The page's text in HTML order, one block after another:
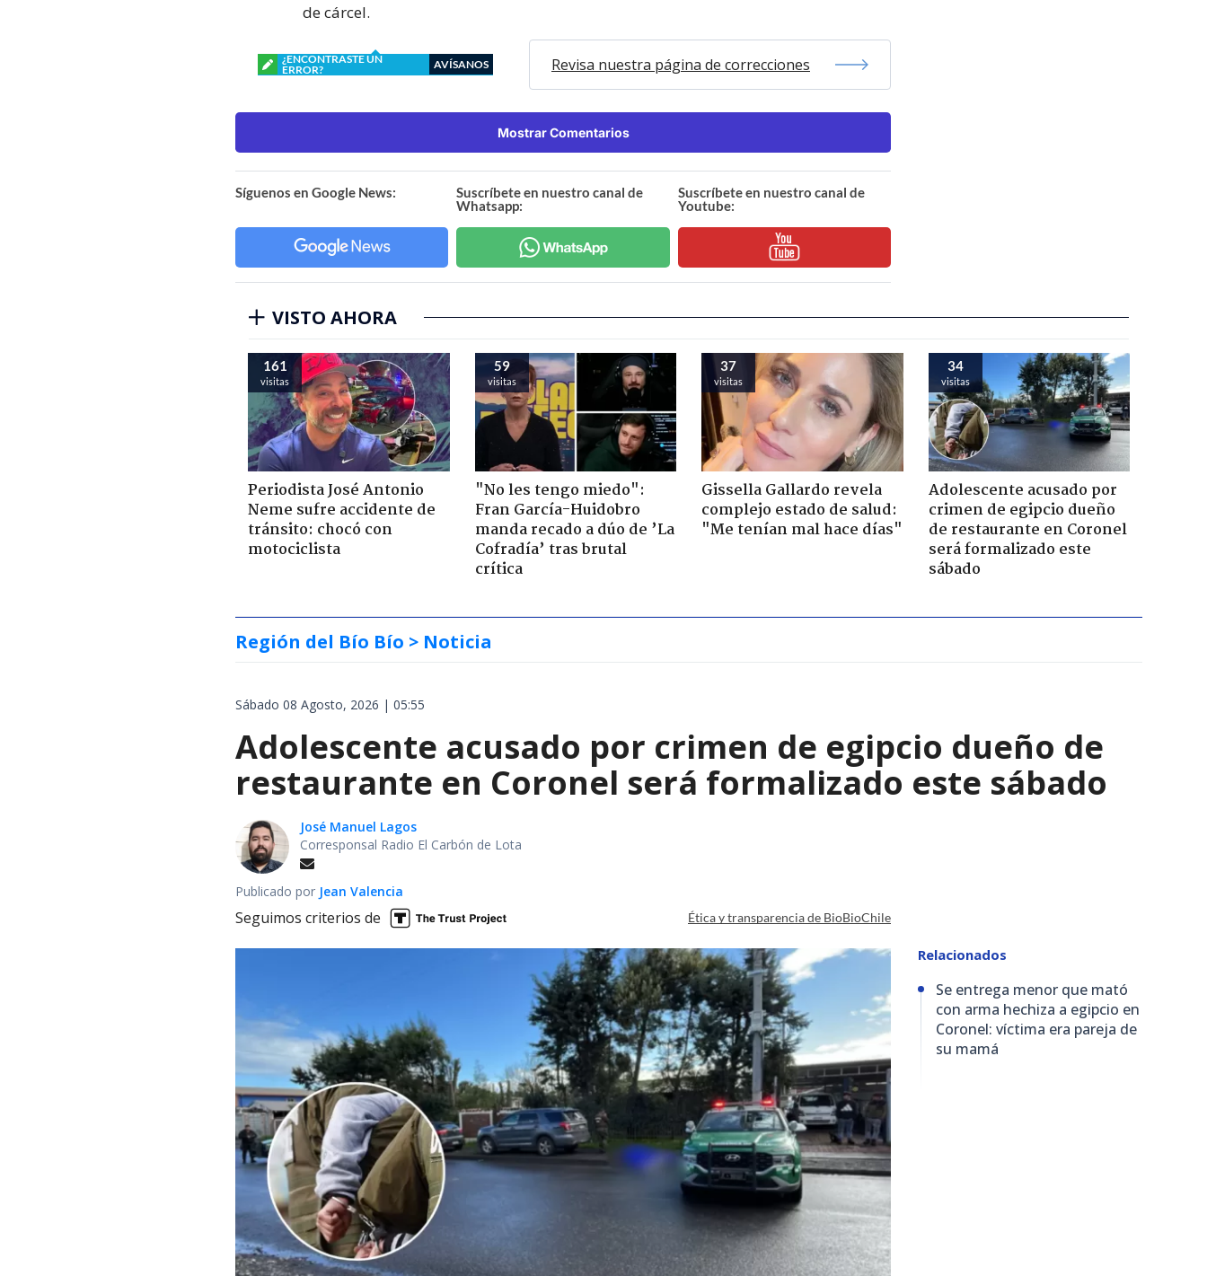
de cárcel.
¿ENCONTRASTE UN
ERROR?
AVÍSANOS Revisa nuestra página de correcciones
Mostrar Comentarios
Síguenos en Google News:
Suscríbete en nuestro canal de
Whatsapp:
Suscríbete en nuestro canal de
Youtube:
VISTO AHORA
161
visitas
Periodista José Antonio
Neme sufre accidente de
tránsito: chocó con
motociclista
59
visitas
"No les tengo miedo":
Fran García-Huidobro
manda recado a dúo de ’La
Cofradía’ tras brutal
crítica
37
visitas
Gissella Gallardo revela
complejo estado de salud:
"Me tenían mal hace días"
34
visitas
Adolescente acusado por
crimen de egipcio dueño
de restaurante en Coronel
será formalizado este
sábado
Región del Bío Bío > Noticia
Sábado 08 Agosto, 2026 | 05:55
Adolescente acusado por crimen de egipcio dueño de
restaurante en Coronel será formalizado este sábado
José Manuel Lagos
Corresponsal Radio El Carbón de Lota
Publicado por Jean Valencia
Seguimos criterios de Ética y transparencia de BioBioChile
Relacionados
Se entrega menor que mató
con arma hechiza a egipcio en
Coronel: víctima era pareja de
su mamá